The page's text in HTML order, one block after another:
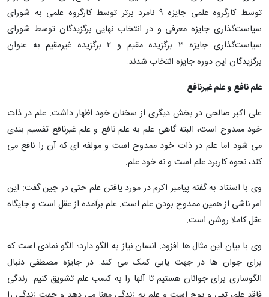
توسط کارگروه علمی جایزه ۹ نامزد برتر توسط کارگروه علمی به شورای
سیاست‌گذاری جایزه معرفی و در انتخاب نهایی برگزیدگان توسط شورای
سیاست‌گذاری جایزه ۳ برگزیده مقیم و ۲ برگزیده غیرمقیم به عنوان
برگزیدگان این دوره جایزه انتخاب شدند.
علم نافع و علم غیرنافع
علی اکبر صالحی در بخش دیگری از سخنان خود اظهار داشت: علم در ذات
خود ممدوح است، البته گاهی علم به علم نافع و علم غیرنافع تفسیم بندی
می شود اما علم در ذات خود ممدوح است و مولفه ای که آن را نافع می
کند، نحوه کاربرد علم است و نه خود علم‌.
وی با استناد به گفته پیامبر اکرم در مورد یافتن علم حتی در چین گفت: این
امر ناشی از همین ممدوح بودن علم است. علم برآمده از عقل است و جایگاه
عقل کاملا روشن است.
وی با بیان این مثال ها افزود: انسان نیاز به الگو دارد؛ الگو نمادی است که
برای جوان ها در جهت یابی کمک می کند. در جایزه مصطفی دنبال
الگوسازی برای جوانان هستیم تا آنها را به کسب علم تشویق کنیم. زندگی